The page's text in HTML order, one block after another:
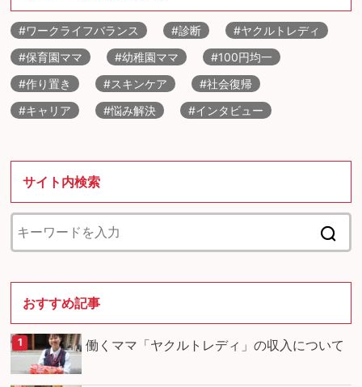
#ワークライフバランス #診断
#ヤクルトレディ
#保育園ママ
#幼稚園ママ
#100円均一
#作り置き
#スキンケア
#社会復帰
#キャリア
#悩み解決 #インタビュー
サイト内検索
おすすめ記事
働くママ「ヤクルトレディ」の収入について